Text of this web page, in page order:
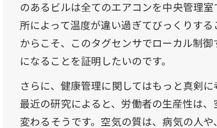
のあるビルは全てのエアコンを中央管理
所によって温度が違い過ぎてびっくりす
からこそ、このタグセンサでローカル制
になることを証明したいのです。
さらに、健康管理に関してはもっと真剣
最近の研究によると、労働者の生産性は
変わるそうです。空気の質は、病気の人